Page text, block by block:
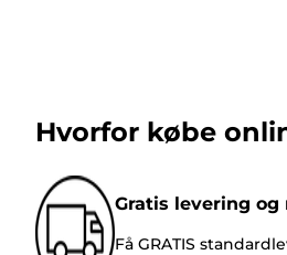
Hvorfor købe
Gratis levering
Få GRATIS